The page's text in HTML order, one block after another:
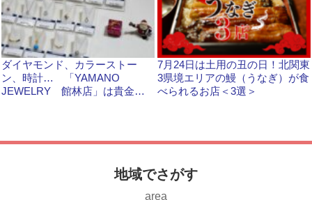
ダイヤモンド、カラーストー
ン、時計… 「YAMANO
JEWELRY 館林店」は貴金属
7月24日は土用の丑の日！北関東
3県境エリアの鰻（うなぎ）が食
べられるお店＜3選＞
地域でさがす
area